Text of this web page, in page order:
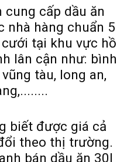
cung cấp dầu ăn
nhà hàng chuẩn 5
tại khu vực hồ
lân cận như: bình
tàu, long an,
biết được giá cả
theo thị trường.
bán dầu ăn 30l